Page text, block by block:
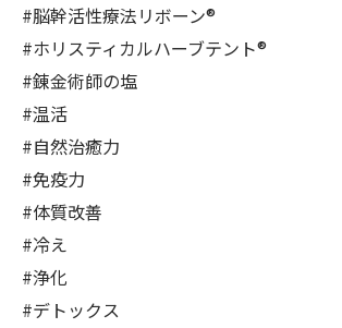
#脳幹活性療法リボーン®︎
#ホリスティカルハーブテント®︎
#錬金術師の塩
#温活
#自然治癒力
#免疫力
#体質改善
#冷え
#浄化
#デトックス